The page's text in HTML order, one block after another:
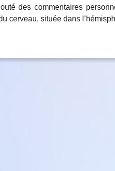
des commentaires
cerveau, située dans